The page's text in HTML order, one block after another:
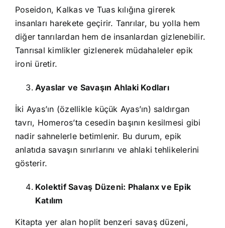
Poseidon, Kalkas ve Tuas kılığına girerek
insanları harekete geçirir. Tanrılar, bu yolla hem
diğer tanrılardan hem de insanlardan gizlenebilir.
Tanrısal kimlikler gizlenerek müdahaleler epik
ironi üretir.
Ayaslar ve Savaşın Ahlaki Kodları
İki Ayas’ın (özellikle küçük Ayas’ın) saldırgan
tavrı, Homeros’ta cesedin başının kesilmesi gibi
nadir sahnelerle betimlenir. Bu durum, epik
anlatıda savaşın sınırlarını ve ahlaki tehlikelerini
gösterir.
Kolektif Savaş Düzeni: Phalanx ve Epik
Katılım
Kitapta yer alan hoplit benzeri savaş düzeni,